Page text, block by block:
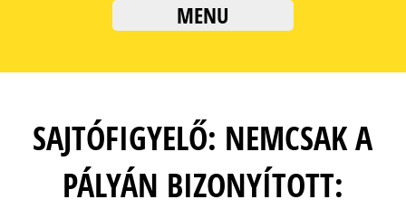
MENU
SAJTÓFIGYELŐ: NEMCSAK A
PÁLYÁN BIZONYÍTOTT: